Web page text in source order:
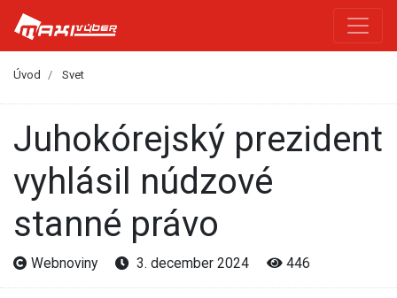
Úvod Svet
Juhokórejský prezident
vyhlásil núdzové
stanné právo
Webnoviny 3. december 2024 446